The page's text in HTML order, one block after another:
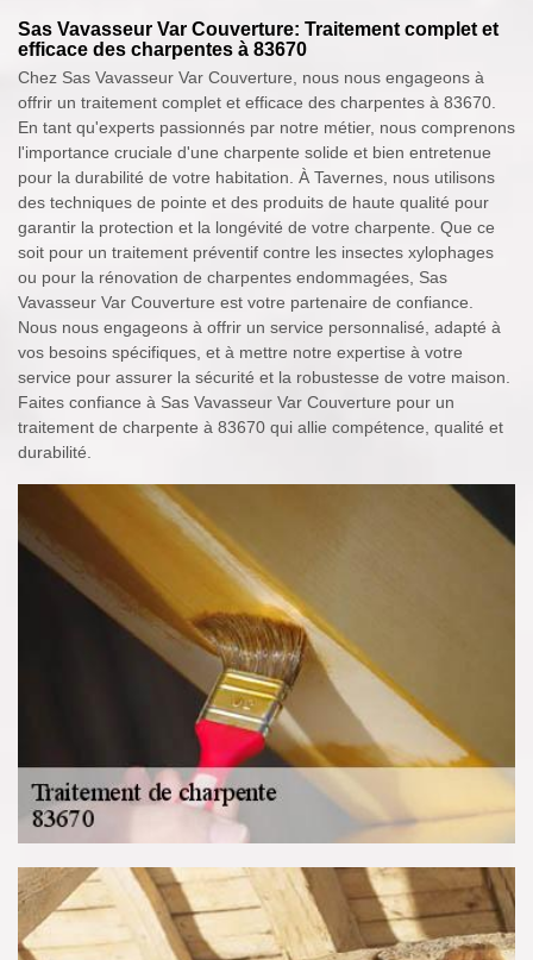
Sas Vavasseur Var Couverture: Traitement complet et
efficace des charpentes à 83670
Chez Sas Vavasseur Var Couverture, nous nous engageons à
offrir un traitement complet et efficace des charpentes à 83670.
En tant qu'experts passionnés par notre métier, nous comprenons
l'importance cruciale d'une charpente solide et bien entretenue
pour la durabilité de votre habitation. À Tavernes, nous utilisons
des techniques de pointe et des produits de haute qualité pour
garantir la protection et la longévité de votre charpente. Que ce
soit pour un traitement préventif contre les insectes xylophages
ou pour la rénovation de charpentes endommagées, Sas
Vavasseur Var Couverture est votre partenaire de confiance.
Nous nous engageons à offrir un service personnalisé, adapté à
vos besoins spécifiques, et à mettre notre expertise à votre
service pour assurer la sécurité et la robustesse de votre maison.
Faites confiance à Sas Vavasseur Var Couverture pour un
traitement de charpente à 83670 qui allie compétence, qualité et
durabilité.